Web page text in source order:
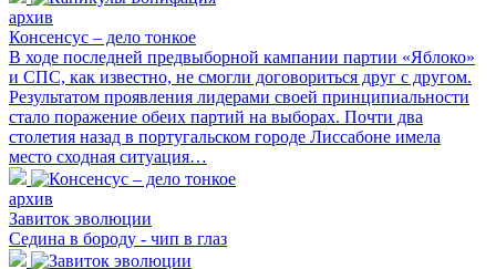
архив
Консенсус – дело тонкое
В ходе последней предвыборной кампании партии «Яблоко»
и СПС, как известно, не смогли договориться друг с другом.
Результатом проявления лидерами своей принципиальности
стало поражение обеих партий на выборах. Почти два
столетия назад в португальском городе Лиссабоне имела
место сходная ситуация…
архив
Завиток эволюции
Седина в бороду - чип в глаз